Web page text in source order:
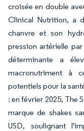
croisée en double
Clinical Nutrition, a
chanvre et son
pression artérielle
déterminante a
macronutriment à
potentiels pour la
: en février 2025, The
marque de shakes
USD, soulignant